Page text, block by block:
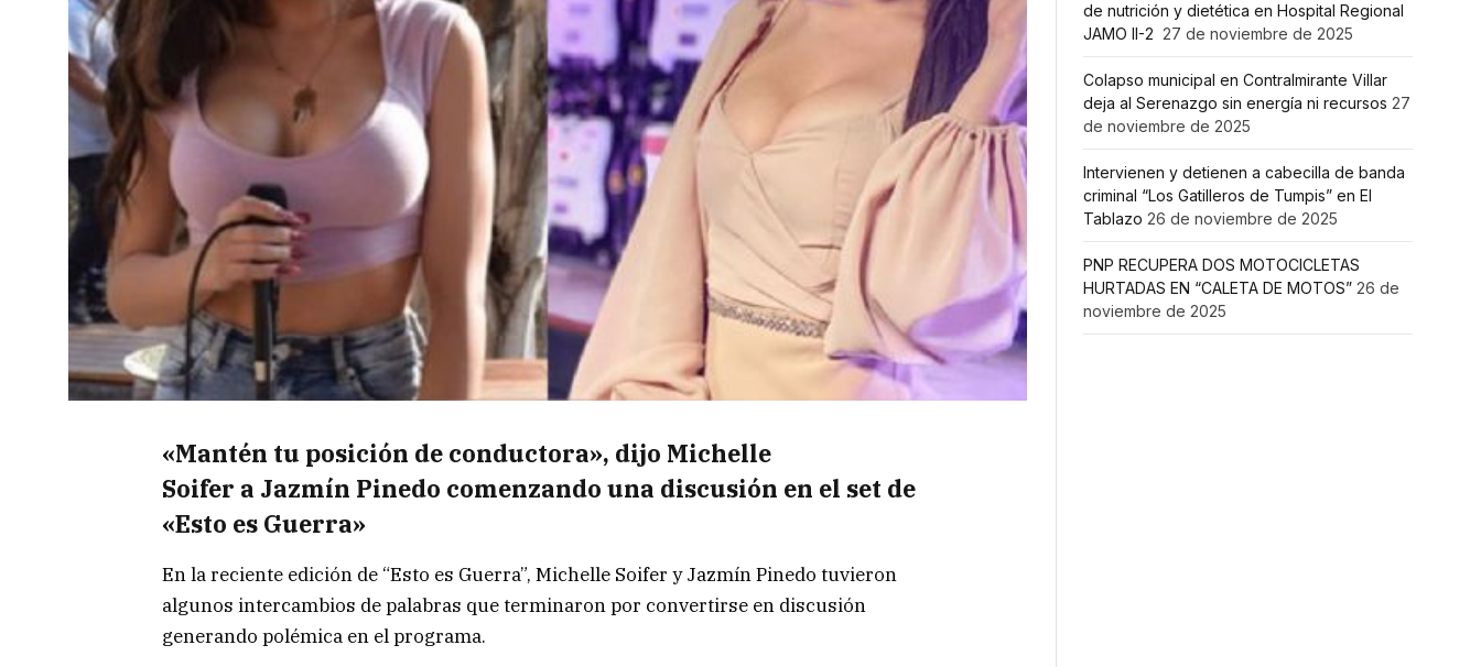
«Mantén tu posición de conductora», dijo Michelle
Soifer a Jazmín Pinedo comenzando una discusión en el set de
«Esto es Guerra»
En la reciente edición de “Esto es Guerra”, Michelle Soifer y Jazmín Pinedo tuvieron
algunos intercambios de palabras que terminaron por convertirse en discusión
generando polémica en el programa.
de nutrición y dietética en Hospital Regional
JAMO II-2 27 de noviembre de 2025
Colapso municipal en Contralmirante Villar
deja al Serenazgo sin energía ni recursos 27
de noviembre de 2025
Intervienen y detienen a cabecilla de banda
criminal “Los Gatilleros de Tumpis” en El
Tablazo 26 de noviembre de 2025
PNP RECUPERA DOS MOTOCICLETAS
HURTADAS EN “CALETA DE MOTOS” 26 de
noviembre de 2025